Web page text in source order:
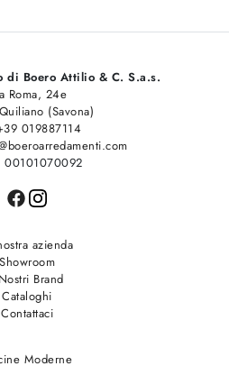
di Boero Attilio & C. S.a.s.
Roma, 24e
(Savona)
019887114
00101070092
azienda
Showroom
Brand
Cataloghi
Contattaci
Moderne